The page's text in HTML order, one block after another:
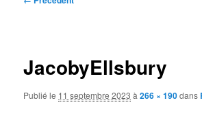
JacobyEllsbury
Publié le 11 septembre 2023 à266 × 190dans